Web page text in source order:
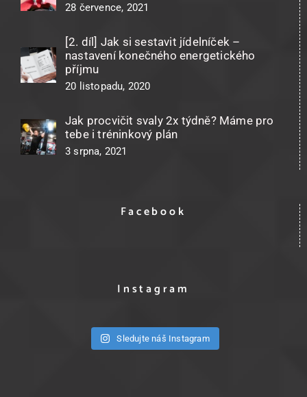
28 července, 2021
[2. díl] Jak si sestavit jídelníček –
nastavení konečného energetického
příjmu
20 listopadu, 2020
Jak procvičit svaly 2x týdně? Máme pro
tebe i tréninkový plán
3 srpna, 2021
Facebook
Instagram
Sledujte náš Instagram